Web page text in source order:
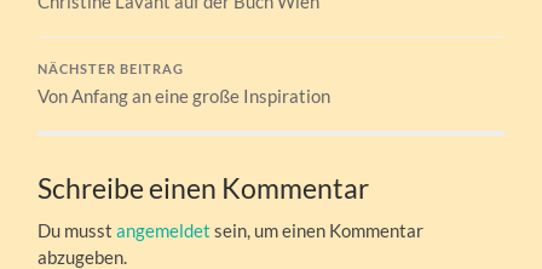
NÄCHSTER BEITRAG
Von Anfang an eine große Inspiration
Schreibe einen Kommentar
Du musstangemeldet sein, um einen Kommentar
abzugeben.